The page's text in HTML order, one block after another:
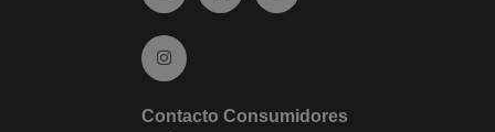
Ir a Instagram (abre en ventana nueva)
Contacto Consumidores